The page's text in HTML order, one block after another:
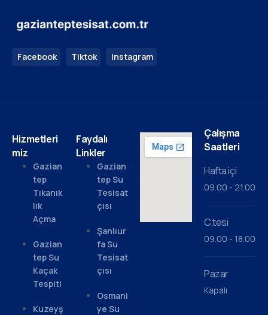
Facebook Tiktok Instagram
Hizmetleri
miz
Gazian
tep
Tıkanık
lık
Açma
Gazian
tep Su
Kaçak
Tespiti
Kuzeyş
Faydalı
Linkler
Gazian
tep Su
Tesisat
çısı
Şanlıur
fa Su
Tesisat
çısı
Osmani
ye Su
Çalışma
Saatleri
Hafta içi
09.00 - 21.00
C.tesi
09.00 - 18.00
Pazar
Kapalı